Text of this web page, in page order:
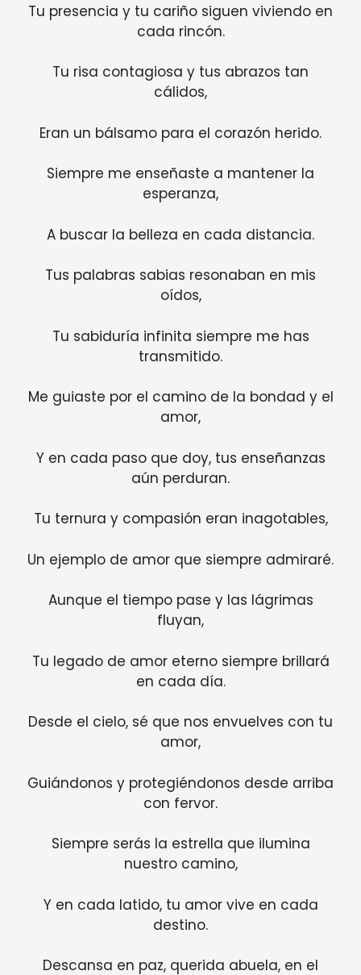
Tu presencia y tu cariño siguen viviendo en
cada rincón.
Tu risa contagiosa y tus abrazos tan
cálidos,
Eran un bálsamo para el corazón herido.
Siempre me enseñaste a mantener la
esperanza,
A buscar la belleza en cada distancia.
Tus palabras sabias resonaban en mis
oídos,
Tu sabiduría infinita siempre me has
transmitido.
Me guiaste por el camino de la bondad y el
amor,
Y en cada paso que doy, tus enseñanzas
aún perduran.
Tu ternura y compasión eran inagotables,
Un ejemplo de amor que siempre admiraré.
Aunque el tiempo pase y las lágrimas
fluyan,
Tu legado de amor eterno siempre brillará
en cada día.
Desde el cielo, sé que nos envuelves con tu
amor,
Guiándonos y protegiéndonos desde arriba
con fervor.
Siempre serás la estrella que ilumina
nuestro camino,
Y en cada latido, tu amor vive en cada
destino.
Descansa en paz, querida abuela, en el